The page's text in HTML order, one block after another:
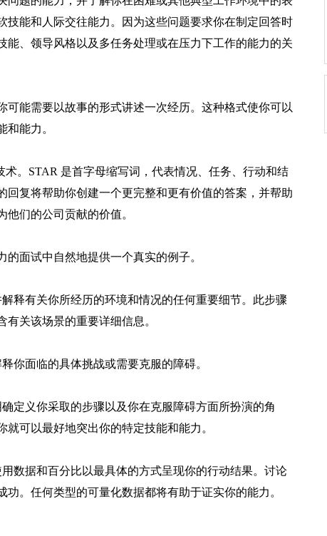
技能和人际交往能力。因为这些问题要求你在制定回答时
能、领导风格以及多任务处理或在压力下工作的能力的关
可能需要以故事的形式讲述一次经历。这种格式使你可以
和能力。
。STAR 是首字母缩写词，代表情况、任务、行动和结
回复将帮助你创建一个更完整和更有价值的答案，并帮助
们的公司贡献的价值。
面试中自然地提供一个真实的例子。
释有关你所经历的环境和情况的任何重要细节。此步骤
关该场景的重要详细信息。
你面临的具体挑战或需要克服的障碍。
定义你采取的步骤以及你在克服障碍方面所扮演的角
可以最好地突出你的特定技能和能力。
数据和百分比以最具体的方式呈现你的行动结果。讨论
。任何类型的可量化数据都将有助于证实你的能力。